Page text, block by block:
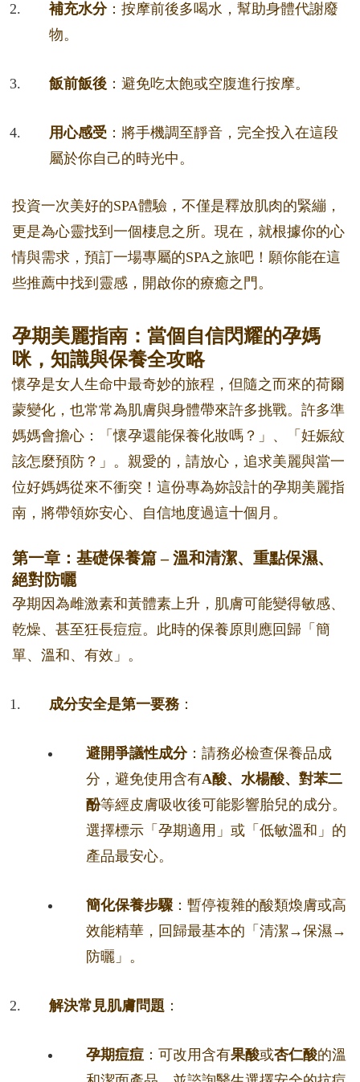
補充水分：按摩前後多喝水，幫助身體代謝廢
物。
飯前飯後 ：避免吃太飽或空腹進行按摩。
用心感受 ：將手機調至靜音，完全投入在這段
屬於你自己的時光中。
投資一次美好的SPA體驗，不僅是釋放肌肉的緊繃，
更是為心靈找到一個棲息之所。現在，就根據你的心
情與需求，預訂一場專屬的SPA之旅吧！願你能在這
些推薦中找到靈感，開啟你的療癒之門。
孕期美麗指南：當個自信閃耀的孕媽
咪，知識與保養全攻略
懷孕是女人生命中最奇妙的旅程，但隨之而來的荷爾
蒙變化，也常常為肌膚與身體帶來許多挑戰。許多準
媽媽會擔心：「懷孕還能保養化妝嗎？」、「妊娠紋
該怎麼預防？」。親愛的，請放心，追求美麗與當一
位好媽媽從來不衝突！這份專為妳設計的孕期美麗指
南，將帶領妳安心、自信地度過這十個月。
第一章：基礎保養篇 – 溫和清潔、重點保濕、
絕對防曬
孕期因為雌激素和黃體素上升，肌膚可能變得敏感、
乾燥、甚至狂長痘痘。此時的保養原則應回歸「簡
單、溫和、有效」。
成分安全是第一要務：
避開爭議性成分：請務必檢查保養品成
分，避免使用含有A酸、水楊酸、對苯二
酚等經皮膚吸收後可能影響胎兒的成分。
選擇標示「孕期適用」或「低敏溫和」的
產品最安心。
簡化保養步驟 ：暫停複雜的酸類煥膚或高
效能精華，回歸最基本的「清潔→保濕→
防曬」。
解決常見肌膚問題 ：
孕期痘痘 ：可改用含有果酸或杏仁酸的溫